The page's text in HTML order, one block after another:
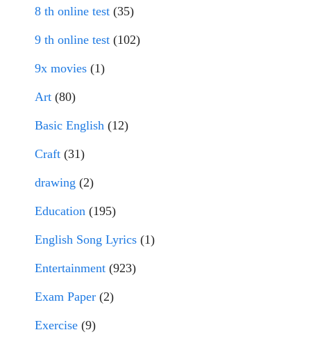
8 th online test (35)
9 th online test (102)
9x movies (1)
Art (80)
Basic English (12)
Craft (31)
drawing (2)
Education (195)
English Song Lyrics (1)
Entertainment (923)
Exam Paper (2)
Exercise (9)